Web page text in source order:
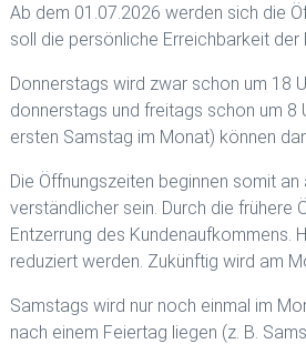
Ab dem 01.07.2026 werden sich die
soll die persönliche Erreichbarkeit
Donnerstags wird zwar schon um 18
donnerstags und freitags schon um
ersten Samstag im Monat) können
Die Öffnungszeiten beginnen somit
verständlicher sein. Durch die frühere
Entzerrung des Kundenaufkommens.
reduziert werden. Zukünftig wird am
Samstags wird nur noch einmal im
nach einem Feiertag liegen (z. B.